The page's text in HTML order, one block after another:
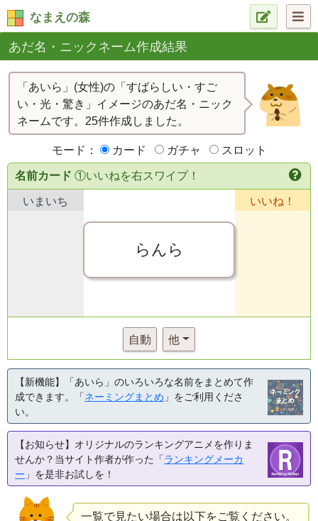
なまえの森
あだ名・ニックネーム作成結果
「あいら」(女性)の「すばらしい・すご
い・光・驚き」イメージのあだ名・ニック
ネームです。25件作成しました。
モード： カード ガチャ スロット
名前カード ①いいねを右スワイプ！
いまいち
らんら
いいね！
自動 他
【新機能】「あいら」のいろいろな名前をまとめて作
成できます。「ネーミングまとめ 」をご利用くださ
い。
【お知らせ】オリジナルのランキングアニメを作りま
せんか？当サイト作者が作った「ランキングメーカ
ー 」を是非お試しを！
一覧で見たい場合は以下をご覧ください。